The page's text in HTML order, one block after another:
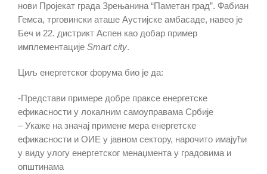
нови Пројекат града Зрењанина “Паметан град”. Фабиан
Гемса, трговински аташе Аустијске амбасаде, навео је
Беч и 22. дистрикт Аспен као добар пример
имплементације Smart city.
Циљ енергетског форума био је да:
-Представи примере добре праксе енергетске
ефикасности у локалним самоуправама Србије
– Укаже на значај примене мера енергетске
ефикасности и ОИЕ у јавном сектору, нарочито имајући
у виду улогу енергетског менаџмента у градовима и
општинама